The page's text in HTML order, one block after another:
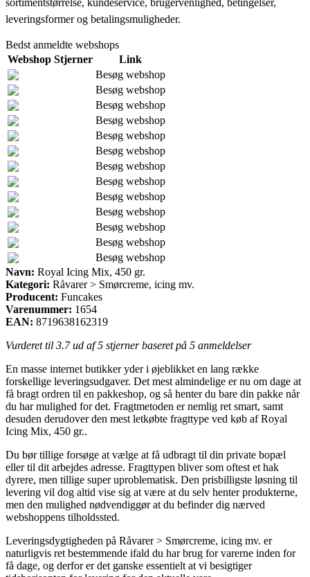
leveringsformer og betalingsmuligheder.
Bedst anmeldte webshops
Webshop Stjerner
Link
Besøg webshop
Besøg webshop
Besøg webshop
Besøg webshop
Besøg webshop
Besøg webshop
Besøg webshop
Besøg webshop
Besøg webshop
Besøg webshop
Besøg webshop
Besøg webshop
Besøg webshop
Navn: Royal Icing Mix, 450 gr.
Kategori: Råvarer > Smørcreme, icing mv.
Producent: Funcakes
Varenummer: 1654
EAN: 8719638162319
Vurderet til 3.7ud af 5 stjerner baseret på 5 anmeldelser
En masse internet butikker yder i øjeblikket en lang række
forskellige leveringsudgaver. Det mest almindelige er nu om dage at
få bragt ordren til en pakkeshop, og så henter du bare din pakke når
du har mulighed for det. Fragtmetoden er nemlig ret smart, samt
desuden derudover den mest letkøbte fragttype ved køb af Royal
Icing Mix, 450 gr..
Du bør tillige forsøge at vælge at få udbragt til din private bopæl
eller til dit arbejdes adresse. Fragttypen bliver som oftest et hak
dyrere, men tillige super uproblematisk. Den prisbilligste løsning til
levering vil dog altid vise sig at være at du selv henter produkterne,
men den mulighed nødvendiggør at du befinder dig nærved
webshoppens tilholdssted.
Leveringsdygtigheden på Råvarer > Smørcreme, icing mv. er
naturligvis ret bestemmende ifald du har brug for varerne inden for
få dage, og derfor er det ganske essentielt at vi besigtiger